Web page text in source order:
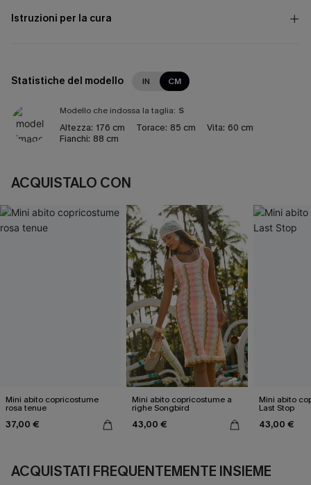
Istruzioni per la cura
Statistiche del modello IN CM
Modello che indossa la taglia: S
Altezza: 176 cm Torace: 85 cm Vita: 60 cm
Fianchi: 88 cm
ACQUISTALO CON
Mini abito copricostume
rosa tenue
37,00 €
Mini abito copricostume a
righe Songbird
43,00 €
Mini abito
Last Stop
43,00 €
ACQUISTATI FREQUENTEMENTE INSIEME